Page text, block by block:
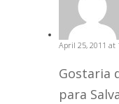
April 25, 2011 at
Gostaria
para